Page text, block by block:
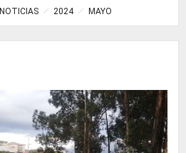
NOTICIAS 2024 MAYO